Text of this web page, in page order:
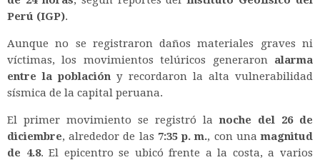
Perú (IGP).
Aunque no se registraron daños materiales graves ni
víctimas, los movimientos telúricos generaron alarma
entre la población y recordaron la alta vulnerabilidad
sísmica de la capital peruana.
El primer movimiento se registró lanoche del 26 de
diciembre, alrededor de las 7:35 p. m., con unamagnitud
de 4.8. El epicentro se ubicó frente a la costa, a varios